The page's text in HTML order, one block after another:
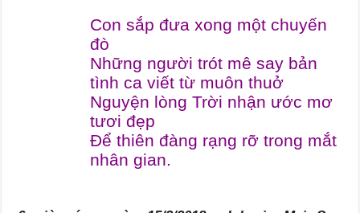
Con sắp đưa xong một chuyến
đò
Những người trót mê say bản
tình ca viết từ muôn thuở
Nguyện lòng Trời nhận ước mơ
tươi đẹp
Để thiên đàng rạng rỡ trong mắt
nhân gian.